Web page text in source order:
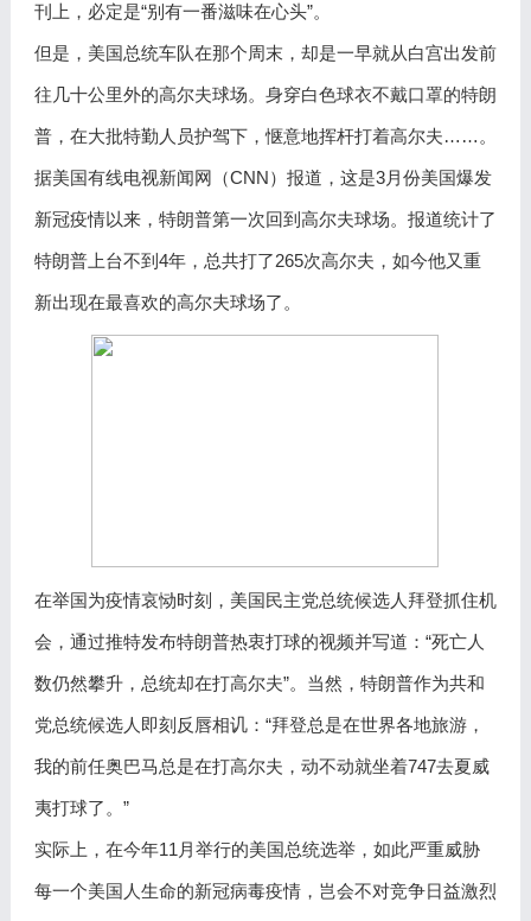
刊上，必定是“别有一番滋味在心头”。
但是，美国总统车队在那个周末，却是一早就从白宫出发前
往几十公里外的高尔夫球场。身穿白色球衣不戴口罩的特朗
普，在大批特勤人员护驾下，惬意地挥杆打着高尔夫……。
据美国有线电视新闻网（CNN）报道，这是3月份美国爆发
新冠疫情以来，特朗普第一次回到高尔夫球场。报道统计了
特朗普上台不到4年，总共打了265次高尔夫，如今他又重
新出现在最喜欢的高尔夫球场了。
在举国为疫情哀恸时刻，美国民主党总统候选人拜登抓住机
会，通过推特发布特朗普热衷打球的视频并写道：“死亡人
数仍然攀升，总统却在打高尔夫”。当然，特朗普作为共和
党总统候选人即刻反唇相讥：“拜登总是在世界各地旅游，
我的前任奥巴马总是在打高尔夫，动不动就坐着747去夏威
夷打球了。”
实际上，在今年11月举行的美国总统选举，如此严重威胁
每一个美国人生命的新冠病毒疫情，岂会不对竞争日益激烈